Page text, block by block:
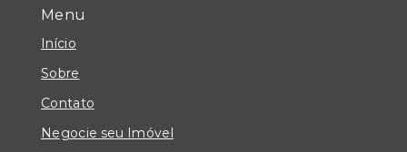
Menu
Início
Sobre
Contato
Negocie seu Imóvel